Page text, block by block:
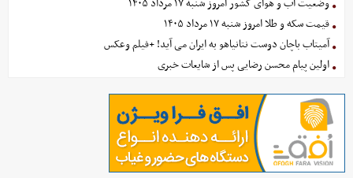
قیمت سکه و طلا امروز شنبه ۱۷ مرداد ۱۴۰۵
آمیتاب باچان دوست نتانیاهو به ایران می آید! +فیلم وعکس
اولین پیام محسن رضایی پس از شایعات خبری